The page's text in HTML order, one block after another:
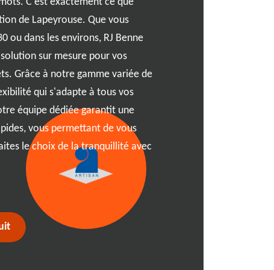
de Lapeyrouse. Que vous
ou dans les environs, RJ Benne
sur mesure pour vos
Grâce à notre gamme variée de
qui s'adapte à tous vos
équipe dédiée garantit une
vous permettant de vous
le choix de la tranquillité avec